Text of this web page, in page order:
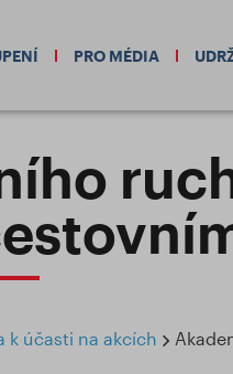
PRO MÉDIA
k účasti na akcích